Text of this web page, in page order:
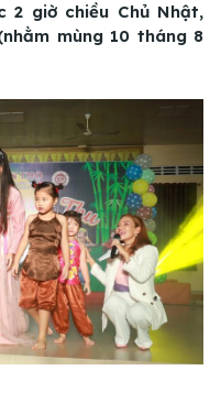
2 giờ chiều Chủ Nhật,
mùng 10 tháng 8